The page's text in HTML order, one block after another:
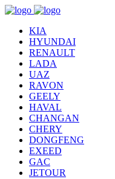
KIA
HYUNDAI
RENAULT
LADA
UAZ
RAVON
GEELY
HAVAL
CHANGAN
CHERY
DONGFENG
EXEED
GAC
JETOUR